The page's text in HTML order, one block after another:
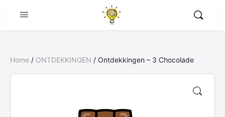
Home / ONTDEKKINGEN / Ontdekkingen – 3 Chocolade